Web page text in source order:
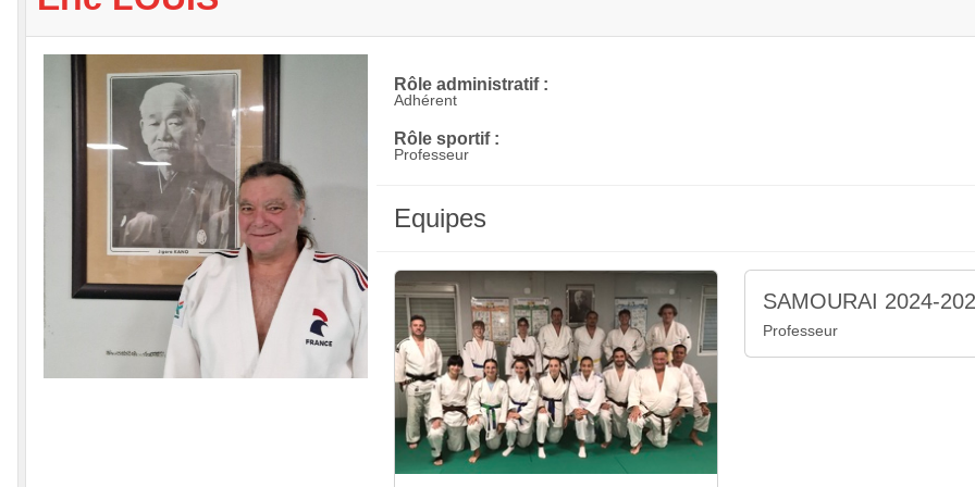
Rôle administratif :
Adhérent
Rôle sportif :
Professeur
Equipes
SAMOURAI 2024-
Professeur